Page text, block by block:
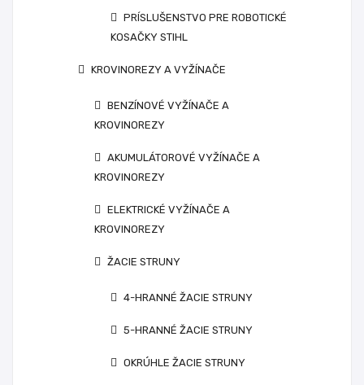
PRÍSLUŠENSTVO PRE ROBOTICKÉ
KOSAČKY STIHL
KROVINOREZY A VYŽÍNAČE
BENZÍNOVÉ VYŽÍNAČE A
KROVINOREZY
AKUMULÁTOROVÉ VYŽÍNAČE A
KROVINOREZY
ELEKTRICKÉ VYŽÍNAČE A
KROVINOREZY
ŽACIE STRUNY
4-HRANNÉ ŽACIE STRUNY
5-HRANNÉ ŽACIE STRUNY
OKRÚHLE ŽACIE STRUNY